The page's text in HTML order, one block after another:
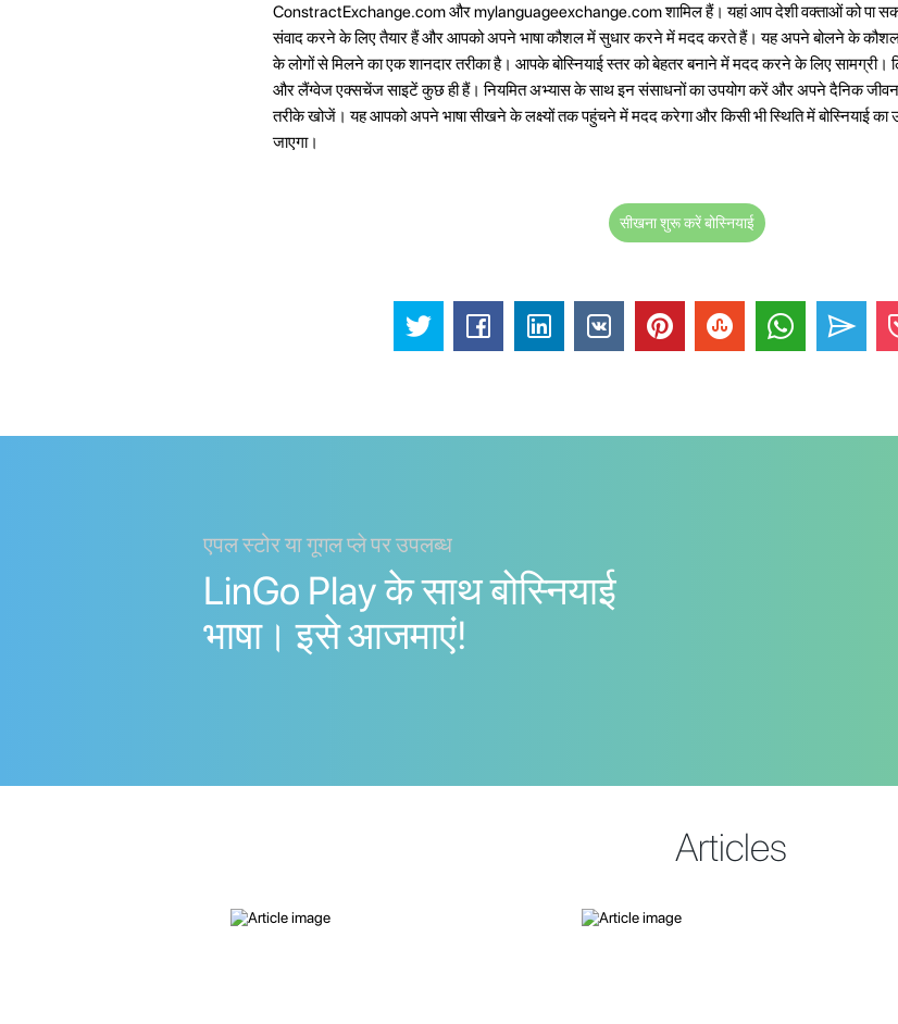
ConstractExchange.com और mylanguageexchange.com शामिल हैं। यहां आप देशी वक्ताओं को पा
संवाद करने के लिए तैयार हैं और आपको अपने भाषा कौशल में सुधार करने में मदद करते हैं। यह अपने बोलने के
के लोगों से मिलने का एक शानदार तरीका है। आपके बोस्नियाई स्तर को बेहतर बनाने में मदद करने के लिए सामग्री।
और लैंग्वेज एक्सचेंज साइटें कुछ ही हैं। नियमित अभ्यास के साथ इन संसाधनों का उपयोग करें और अपने दैनिक जीवन
तरीके खोजें। यह आपको अपने भाषा सीखने के लक्ष्यों तक पहुंचने में मदद करेगा और किसी भी स्थिति में बोस्नियाई
जाएगा।
सीखना शुरू करें बोस्नियाई
एपल स्टोर या गूगल प्ले पर उपलब्ध
LinGo Play के साथ बोस्नियाई
भाषा। इसे आजमाएं!
Articles